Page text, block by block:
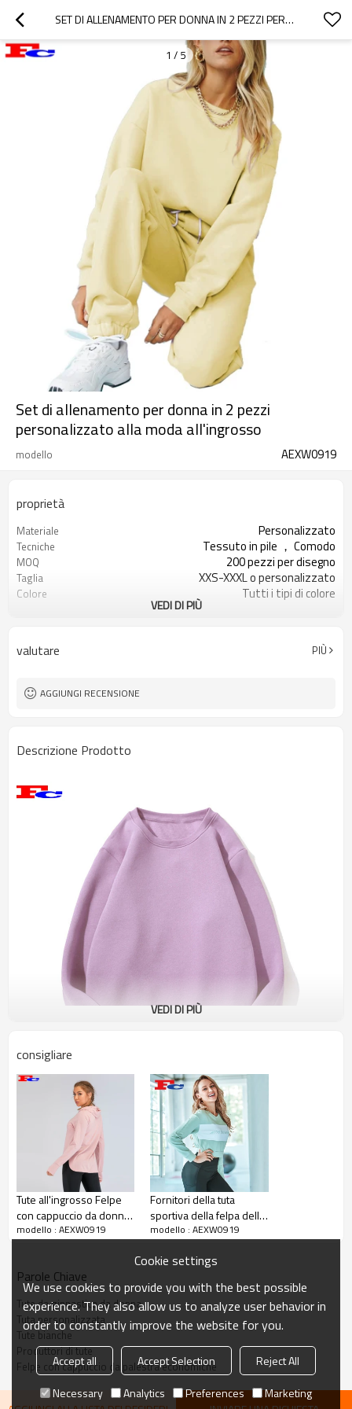
SET DI ALLENAMENTO PER DONNA IN 2 PEZZI PERSONALIZZATO ALLA MODA ALL'INGROSSO
1 / 5
Set di allenamento per donna in 2 pezzi
personalizzato alla moda all'ingrosso
modello AEXW0919
proprietà
Materiale Personalizzato
Tecniche Tessuto in pile ， Comodo
MOQ 200 pezzi per disegno
Taglia XXS-XXXL o personalizzato
Colore Tutti i tipi di colore
VEDI DI PIÙ
valutare PIÙ
AGGIUNGI RECENSIONE
Descrizione Prodotto
Set di allenamento per donna in 2 pezzi
personalizzato alla moda all'ingrosso
Per le donne che amano lo stile oversize,
questa serie è indispensabile nel guardaroba del
fitness.
La versione ampia in tinta unita combinata con
una silhouette liscia crea uno spazio libero per
allungare il corpo. La texture è morbida e
delicata, calda e confortevole. I pantaloni sono
progettati con corda elastica, regolazione
comoda, fodera in pile, migliorano l'esperienza
di utilizzo autunnale e invernale.
Tute da allenamento da donna all'ingrosso o
personalizzate
VEDI DI PIÙ
consigliare
Tute all'ingrosso Felpe
con cappuccio da donna
in cotone con stampa
modello : AEXW0919
Fornitori della tuta
sportiva della felpa delle
nuove donne
modello : AEXW0919
Parole Chiave
Tute da ginnastica da donna
Tuta personalizzata
Tute bianche
Produttori di tute
Felpe con cappuccio da palestra economiche
Cookie settings
We use cookies to provide you with the best possible
experience. They also allow us to analyze user behavior in
order to constantly improve the website for you.
Accept all Accept Selection
Reject All
Necessary
Analytics Preferences Marketing